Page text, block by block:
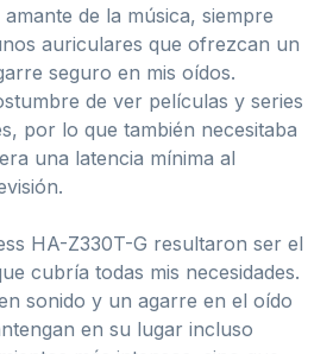
de la música, siempre
auriculares que ofrezcan un
seguro en mis oídos.
de ver películas y series
por lo que también necesitaba
una latencia mínima al
HA-Z330T-G resultaron ser el
cubría todas mis necesidades.
sonido y un agarre en el oído
en su lugar incluso